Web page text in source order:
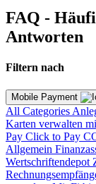
FAQ -
Antworten
Filtern nach
Mobile Payment
All Categories
Karten verwalten
Pay Click to Pay
Allgemein
Wertschriftendepot